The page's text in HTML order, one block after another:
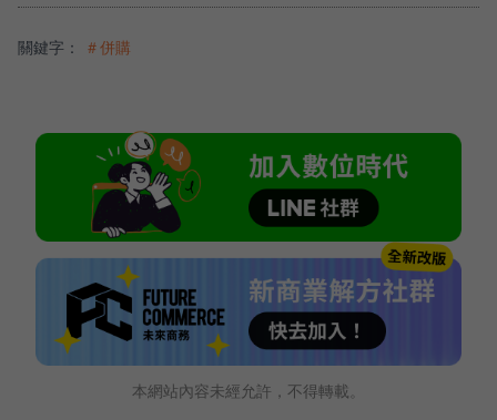
關鍵字： ＃併購
本網站內容未經允許，不得轉載。